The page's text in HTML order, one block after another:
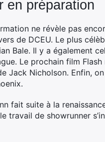
en préparation
ne révèle pas
de DCEU. Le plus
Bale. Il y a également
Le prochain film
Jack Nicholson. Enfin,
fait suite à la
travail de showrunner